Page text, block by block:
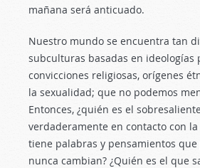
mañana será anticuado.
Nuestro mundo se encuentra tan
subculturas basadas en ideologías
convicciones religiosas, orígenes
la sexualidad; que no podemos
Entonces, ¿quién es el
verdaderamente en contacto con
tiene palabras y pensamientos que
nunca cambian? ¿Quién es el que